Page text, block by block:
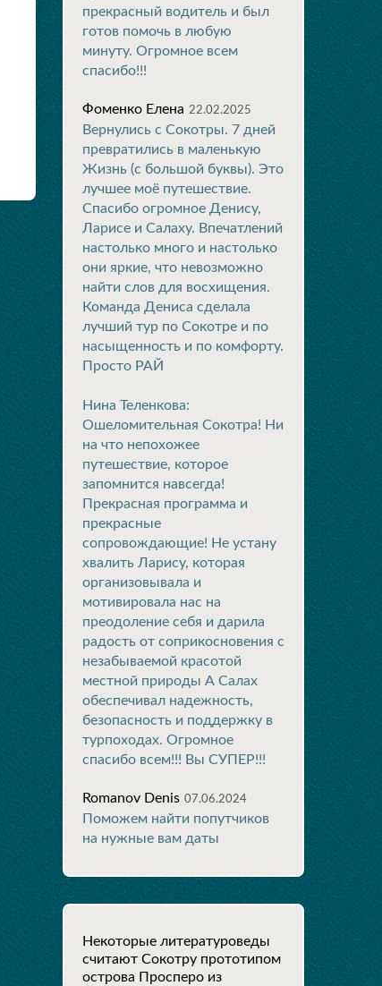
прекрасный водитель и был
готов помочь в любую
минуту. Огромное всем
спасибо!!!
Фоменко Елена 22.02.2025
Вернулись с Сокотры. 7 дней
превратились в маленькую
Жизнь (с большой буквы). Это
лучшее моё путешествие.
Спасибо огромное Денису,
Ларисе и Салаху. Впечатлений
настолько много и настолько
они яркие, что невозможно
найти слов для восхищения.
Команда Дениса сделала
лучший тур по Сокотре и по
насыщенность и по комфорту.
Просто РАЙ
Нина Теленкова:
Ошеломительная Сокотра! Ни
на что непохожее
путешествие, которое
запомнится навсегда!
Прекрасная программа и
прекрасные
сопровождающие! Не устану
хвалить Ларису, которая
организовывала и
мотивировала нас на
преодоление себя и дарила
радость от соприкосновения с
незабываемой красотой
местной природы А Салах
обеспечивал надежность,
безопасность и поддержку в
турпоходах. Огромное
спасибо всем!!! Вы СУПЕР!!!
Romanov Denis 07.06.2024
Поможем найти попутчиков
на нужные вам даты
Некоторые литературоведы
считают Сокотру прототипом
острова Просперо из